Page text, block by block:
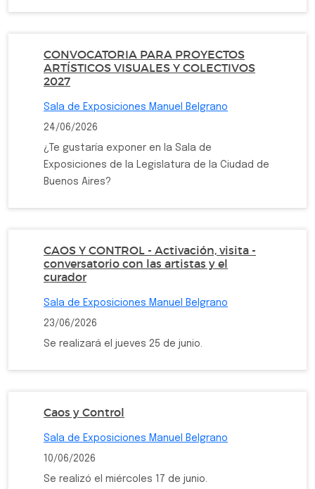
CONVOCATORIA PARA PROYECTOS
ARTÍSTICOS VISUALES Y COLECTIVOS
2027
Sala de Exposiciones Manuel Belgrano
24/06/2026
¿Te gustaría exponer en la Sala de
Exposiciones de la Legislatura de la Ciudad de
Buenos Aires?
CAOS Y CONTROL - Activación, visita -
conversatorio con las artistas y el
curador
Sala de Exposiciones Manuel Belgrano
23/06/2026
Se realizará el jueves 25 de junio.
Caos y Control
Sala de Exposiciones Manuel Belgrano
10/06/2026
Se realizó el miércoles 17 de junio.